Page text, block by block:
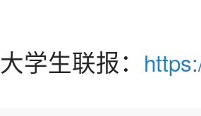
大学生联报：